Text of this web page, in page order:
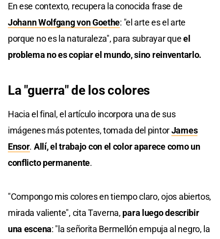
En ese contexto, recupera la conocida frase de
Johann Wolfgang von Goethe: "el arte es el arte
porque no es la naturaleza", para subrayar queel
problema no es copiar el mundo, sino reinventarlo.
La "guerra" de los colores
Hacia el final, el artículo incorpora una de sus
imágenes más potentes, tomada del pintorJames
Ensor. Allí, el trabajo con el color aparece como un
conflicto permanente.
"Compongo mis colores en tiempo claro, ojos abiertos,
mirada valiente", cita Taverna, para luego describir
una escena: "la señorita Bermellón empuja al negro, la